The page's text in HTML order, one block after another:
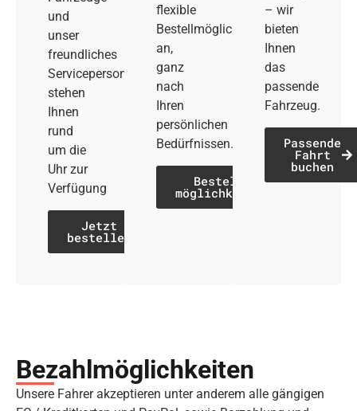
und
unser
freundliches
Servicepersonal
stehen
Ihnen
rund
um die
Uhr zur
Verfügung
Jetzt
bestellen
flexible
Bestellmöglichkeiten
an,
ganz
nach
Ihren
persönlichen
Bedürfnissen.
Bestell­
möglichkeiten
– wir
bieten
Ihnen
das
passende
Fahrzeug.
Passende
Fahrt
buchen
Bezahl­möglich­keiten
Unsere Fahrer akzeptieren unter anderem alle gängigen